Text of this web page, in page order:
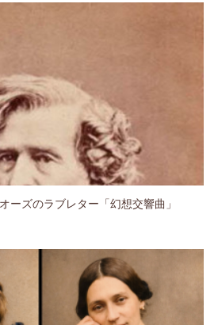
ーズのラブレター「幻想交響曲」